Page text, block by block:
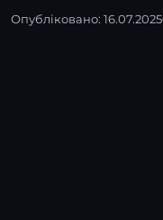
Опубліковано: 16.07.2025